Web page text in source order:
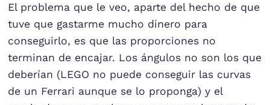
El problema que le veo, aparte del hecho de que
tuve que gastarme mucho dinero para
conseguirlo, es que las proporciones no
terminan de encajar. Los ángulos no son los que
deberían (LEGO no puede conseguir las curvas
de un Ferrari aunque se lo proponga) y el